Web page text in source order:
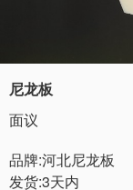
尼龙板
面议
品牌:河北尼龙板
发货:3天内